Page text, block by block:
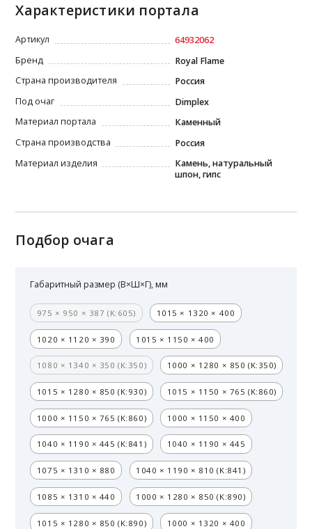
Характеристики портала
Артикул
64932062
Бренд
Royal Flame
Страна производителя
Россия
Под очаг
Dimplex
Материал портала
Каменный
Страна производства
Россия
Материал изделия
Камень, натуральный
шпон, гипс
Подбор очага
Габаритный размер (В×Ш×Г), мм
975 × 950 × 387 (K:605) 1015 × 1320 × 400
1020 × 1120 × 390 1015 × 1150 × 400
1080 × 1340 × 350 (K:350) 1000 × 1280 × 850 (K:350)
1015 × 1280 × 850 (K:930) 1015 × 1150 × 765 (K:860)
1000 × 1150 × 765 (K:860) 1000 × 1150 × 400
1040 × 1190 × 445 (K:841) 1040 × 1190 × 445
1075 × 1310 × 880 1040 × 1190 × 810 (K:841)
1085 × 1310 × 440 1000 × 1280 × 850 (K:890)
1015 × 1280 × 850 (K:890) 1000 × 1320 × 400